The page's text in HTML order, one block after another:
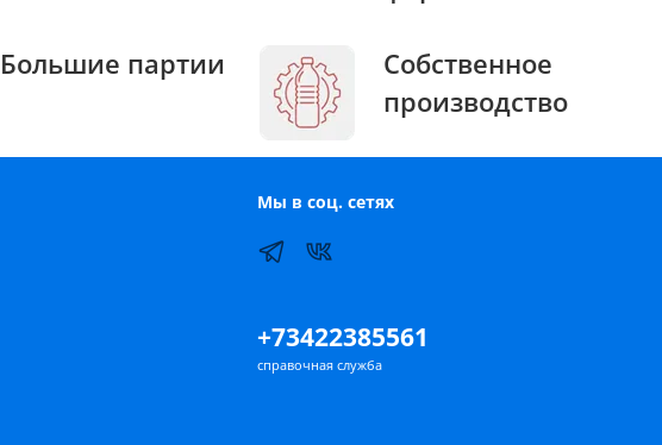
Большие партии
Собственное
производство
Мы в соц. сетях
+73422385561
справочная служба